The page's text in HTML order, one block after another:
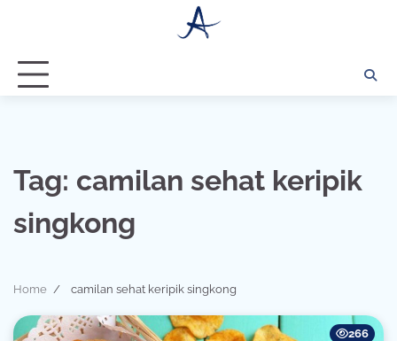
Tag: camilan sehat keripik
singkong
Home camilan sehat keripik singkong
266